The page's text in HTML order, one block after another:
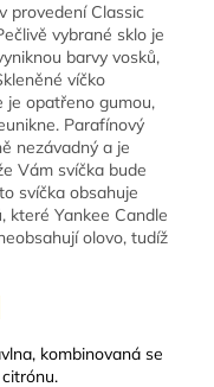
provedení Classic
vybrané sklo je
barvy vosků,
víčko
je opatřeno gumou,
Parafínový
nezávadný a je
Vám svíčka bude
svíčka obsahuje
které Yankee Candle
olovo, tudíž
kombinovaná se